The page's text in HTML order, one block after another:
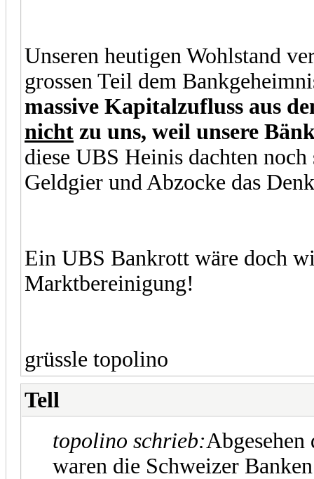
Unseren heutigen Wohlstand
grossen Teil dem
massive Kapitalzufluss aus
nicht zu uns, weil unsere
diese UBS Heinis dachten
Geldgier und Abzocke das
Ein UBS Bankrott wäre doch
Marktbereinigung!
grüssle topolino
Tell
topolino schrieb:
waren die Schweizer